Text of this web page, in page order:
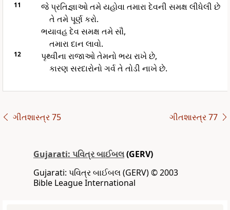
11
જે પ્રતિજ્ઞાઓ તમે યહોવા તમારા દેવની સમક્ષ લીધેલી છે
તે તમે પૂર્ણ કરો.
ભયાવહ દેવ સમક્ષ તમે સૌ,
તમારા દાન લાવો.
12
પૃથ્વીના રાજાઓ તેમનો ભય રાખે છે,
કારણ સરદારોનો ગર્વ તે તોડી નાખે છે.
ગીતશાસ્ત્ર 75 ગીતશાસ્ત્ર 77
Gujarati: પવિત્ર બાઈબલ(GERV)
Gujarati: પવિત્ર બાઈબલ (GERV) © 2003
Bible League International